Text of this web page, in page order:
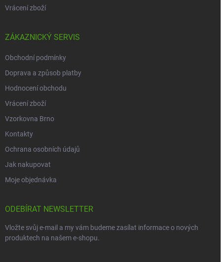
Vrácení zboží
ZÁKAZNICKÝ SERVIS
Obchodní podmínky
Doprava a způsob platby
Hodnocení obchodu
Vrácení zboží
Vzorkovna Brno
Kontakty
Ochrana osobních údajů
Jak nakupovat
Moje objednávka
ODEBÍRAT NEWSLETTER
Vložte svůj e-mail a my vám budeme zasílat informace o nových
produktech na našem e-shopu.